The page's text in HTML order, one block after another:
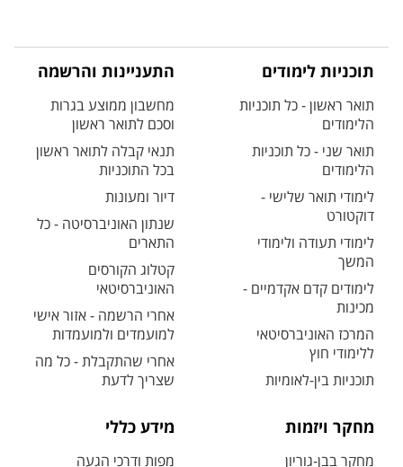
תוכניות לימודים
תואר ראשון - כל תוכניות
הלימודים
תואר שני - כל תוכניות
הלימודים
לימודי תואר שלישי -
דוקטורט
לימודי תעודה ולימודי
המשך
לימודים קדם אקדמיים -
מכינות
המרכז האוניברסיטאי
ללימודי חוץ
תוכניות בין-לאומיות
התעניינות והרשמה
מחשבון ממוצע בגרות
וסכם לתואר ראשון
תנאי קבלה לתואר ראשון
בכל התוכניות
דיור ומעונות
שנתון האוניברסיטה - כל
התארים
קטלוג הקורסים
האוניברסיטאי
אחרי הרשמה - אזור אישי
למועמדים ולמועמדות
אחרי שהתקבלת - כל מה
שצריך לדעת
מחקר ויזמות
מחקר בבן-גוריון
מידע כללי
מפות ודרכי הגעה